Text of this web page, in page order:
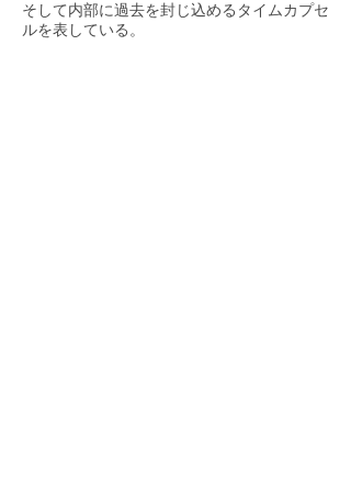
そして内部に過去を封じ込めるタイムカプセ
ルを表している。